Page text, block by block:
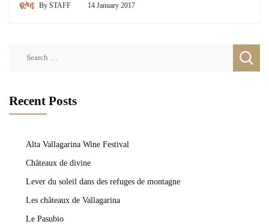
By STAFF 14 January 2017
Recent Posts
Alta Vallagarina Wine Festival
Châteaux de divine
Lever du soleil dans des refuges de montagne
Les châteaux de Vallagarina
Le Pasubio